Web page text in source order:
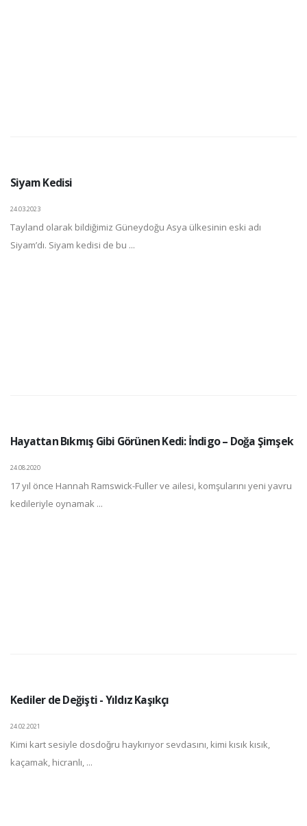
Siyam Kedisi
24.03.2023
Tayland olarak bildiğimiz Güneydoğu Asya ülkesinin eski adı
Siyam’dı. Siyam kedisi de bu ...
Hayattan Bıkmış Gibi Görünen Kedi: İndigo – Doğa Şimşek
24.08.2020
17 yıl önce Hannah Ramswick-Fuller ve ailesi, komşularını yeni yavru
kedileriyle oynamak ...
Kediler de Değişti - Yıldız Kaşıkçı
24.02.2021
Kimi kart sesiyle dosdoğru haykırıyor sevdasını, kimi kısık kısık,
kaçamak, hicranlı, ...